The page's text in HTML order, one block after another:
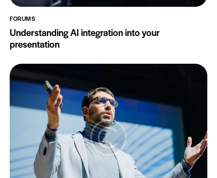
FORUMS
Understanding AI integration into your
presentation